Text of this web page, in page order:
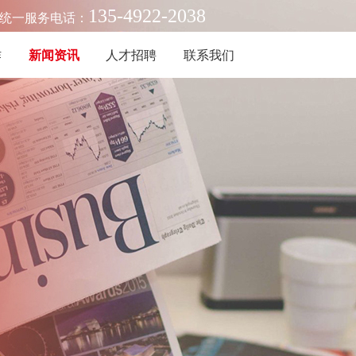
一服务电话： 135-4922-2038
新闻资讯 人才招聘 联系我们